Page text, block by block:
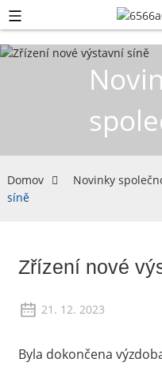
Domov Novinky
síně
Zřízení nové
21. 12. 2023
Byla dokončena